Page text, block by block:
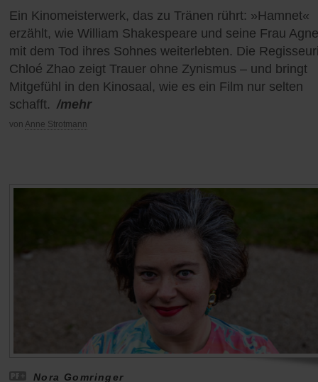
Ein Kinomeisterwerk, das zu Tränen rührt: »Hamnet«
erzählt, wie William Shakespeare und seine Frau
mit dem Tod ihres Sohnes weiterlebten. Die
Chloé Zhao zeigt Trauer ohne Zynismus – und bringt
Mitgefühl in den Kinosaal, wie es ein Film nur selten
schafft. /mehr
von Anne Strotmann
Nora Gomringer